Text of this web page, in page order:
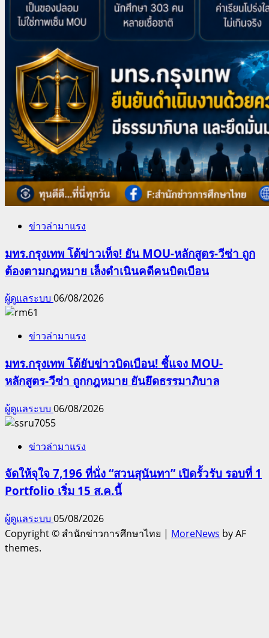
ข่าวล่ามาแรง
มทร.กรุงเทพ โต้ข่าวเท็จ! ยัน MOU-หลักสูตร-วีซ่า ถูก
ต้องตามกฎหมาย เล็งดำเนินคดีคนบิดเบือน
ผู้ดูแลระบบ 06/08/2026
ข่าวล่ามาแรง
มทร.กรุงเทพ โต้ยับข่าวบิดเบือน! ชี้แจง MOU-
หลักสูตร-วีซ่า ถูกกฎหมาย ยันยึดธรรมาภิบาล
ผู้ดูแลระบบ 06/08/2026
ข่าวล่ามาแรง
จัดให้จุใจ 7,196 ที่นั่ง “สวนสุนันทา” เปิดรั้วรับ รอบที่ 1
Portfolio เริ่ม 15 ส.ค.นี้
ผู้ดูแลระบบ 05/08/2026
Copyright © สำนักข่าวการศึกษาไทย | MoreNews by AF
themes.